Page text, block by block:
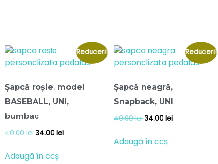
Reduceri!
Șapcă roșie, model
BASEBALL, UNI,
bumbac
40.00lei 34.00 lei
Adaugă în coș
Reduceri!
Șapcă neagră,
Snapback, UNI
40.00lei 34.00 lei
Adaugă în coș